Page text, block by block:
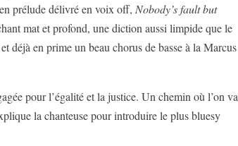
en prélude délivré en voix off, Nobody’s fault but
mat et profond, une diction aussi limpide que le
déjà en prime un beau chorus de basse à la Marcus
pour l’égalité et la justice. Un chemin où l’on va
la chanteuse pour introduire le plus bluesy